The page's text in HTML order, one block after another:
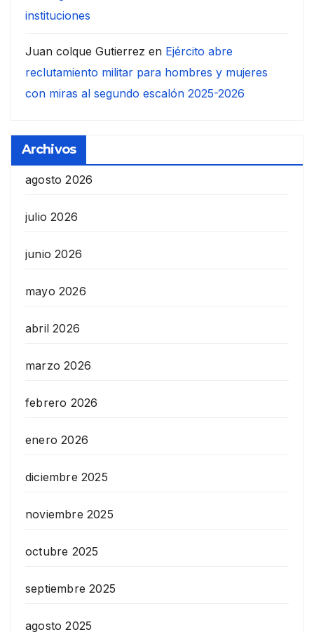
instituciones
Juan colque Gutierrez en Ejército abre
reclutamiento militar para hombres y mujeres
con miras al segundo escalón 2025-2026
Archivos
agosto 2026
julio 2026
junio 2026
mayo 2026
abril 2026
marzo 2026
febrero 2026
enero 2026
diciembre 2025
noviembre 2025
octubre 2025
septiembre 2025
agosto 2025